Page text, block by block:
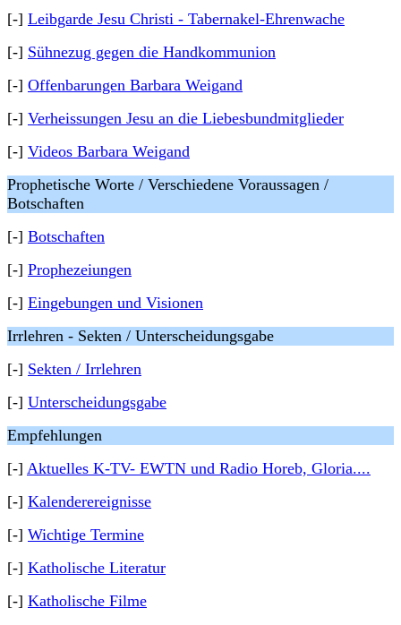
[-] Leibgarde Jesu Christi - Tabernakel-Ehrenwache
[-] Sühnezug gegen die Handkommunion
[-] Offenbarungen Barbara Weigand
[-] Verheissungen Jesu an die Liebesbundmitglieder
[-] Videos Barbara Weigand
Prophetische Worte / Verschiedene Voraussagen /
Botschaften
[-] Botschaften
[-] Prophezeiungen
[-] Eingebungen und Visionen
Irrlehren - Sekten / Unterscheidungsgabe
[-] Sekten / Irrlehren
[-] Unterscheidungsgabe
Empfehlungen
[-] Aktuelles K-TV- EWTN und Radio Horeb, Gloria....
[-] Kalenderereignisse
[-] Wichtige Termine
[-] Katholische Literatur
[-] Katholische Filme